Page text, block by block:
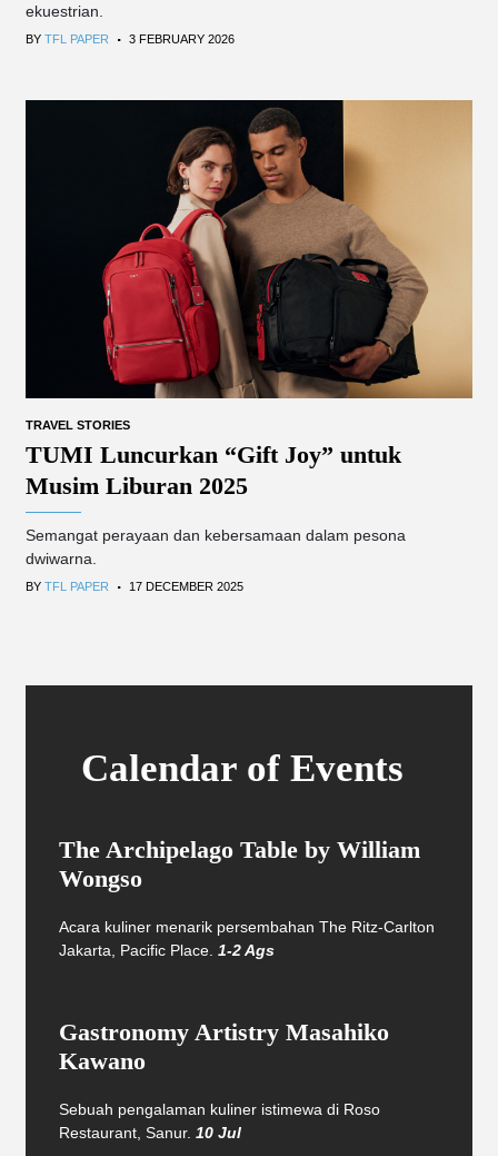
ekuestrian.
BY TFL PAPER . 3 FEBRUARY 2026
TRAVEL STORIES
TUMI Luncurkan “Gift Joy” untuk
Musim Liburan 2025
Semangat perayaan dan kebersamaan dalam pesona
dwiwarna.
BY TFL PAPER . 17 DECEMBER 2025
Calendar of Events
The Archipelago Table by William
Wongso
Acara kuliner menarik persembahan The Ritz-Carlton
Jakarta, Pacific Place. 1-2 Ags
Gastronomy Artistry Masahiko
Kawano
Sebuah pengalaman kuliner istimewa di Roso
Restaurant, Sanur. 10 Jul